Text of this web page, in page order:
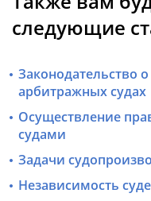
следующие
Законодательство
арбитражных судах
Осуществление
судами
Задачи
Независимость